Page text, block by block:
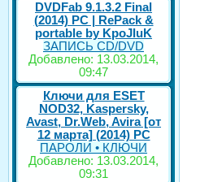
DVDFab 9.1.3.2 Final
(2014) PC | RePack &
portable by KpoJIuK
ЗАПИСЬ CD/DVD
Добавлено: 13.03.2014,
09:47
Ключи для ESET
NOD32, Kaspersky,
Avast, Dr.Web, Avira [от
12 марта] (2014) PC
ПАРОЛИ • КЛЮЧИ
Добавлено: 13.03.2014,
09:31